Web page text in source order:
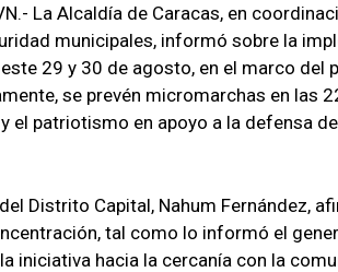
La Alcaldía de Caracas, en
municipales, informó sobre la
29 y 30 de agosto, en el marco del
se prevén micromarchas en las
el patriotismo en apoyo a la defensa
Distrito Capital, Nahum Fernández,
tal como lo informó el
iniciativa hacia la cercanía con la